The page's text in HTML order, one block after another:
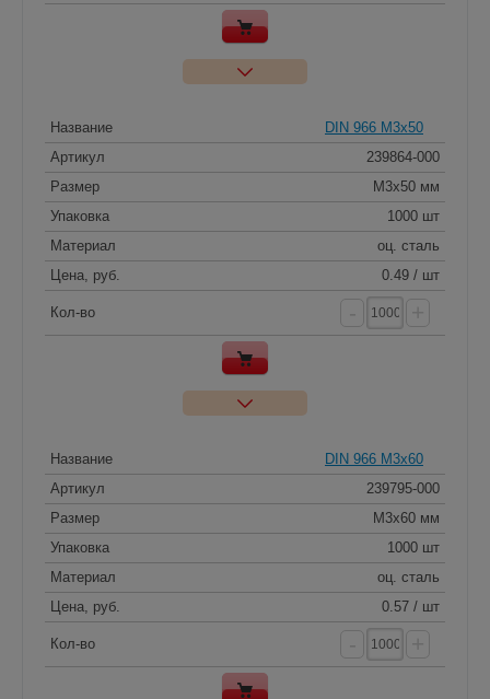
Название
DIN 966 M3x50
Артикул
239864-000
Размер
M3x50 мм
Упаковка
1000 шт
Материал
оц. сталь
Цена, руб.
0.49 / шт
Кол-во
Название
DIN 966 M3x60
Артикул
239795-000
Размер
M3x60 мм
Упаковка
1000 шт
Материал
оц. сталь
Цена, руб.
0.57 / шт
Кол-во